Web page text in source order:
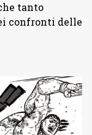
tanto
confronti delle